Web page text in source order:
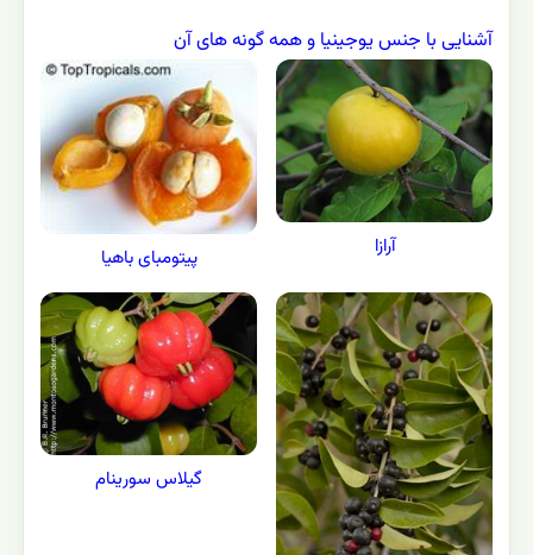
آشنایی با جنس یوجینیا و همه گونه های آن
آرازا پیتومبای باهیا
گیلاس سورینام